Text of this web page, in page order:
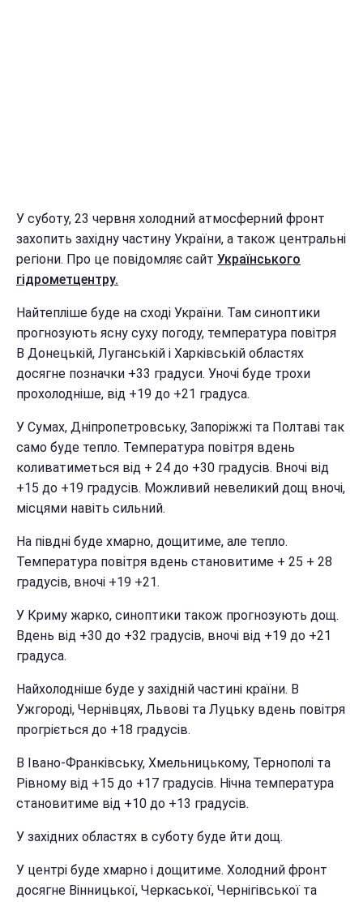
У суботу, 23 червня холодний атмосферний фронт
захопить західну частину України, а також центральні
регіони. Про це повідомляє сайт Українського
гідрометцентру.
Найтепліше буде на сході України. Там синоптики
прогнозують ясну суху погоду, температура повітря
В Донецькій, Луганській і Харківській областях
досягне позначки +33 градуси. Уночі буде трохи
прохолодніше, від +19 до +21 градуса.
У Сумах, Дніпропетровську, Запоріжжі та Полтаві так
само буде тепло. Температура повітря вдень
коливатиметься від + 24 до +30 градусів. Вночі від
+15 до +19 градусів. Можливий невеликий дощ вночі,
місцями навіть сильний.
На півдні буде хмарно, дощитиме, але тепло.
Температура повітря вдень становитиме + 25 + 28
градусів, вночі +19 +21.
У Криму жарко, синоптики також прогнозують дощ.
Вдень від +30 до +32 градусів, вночі від +19 до +21
градуса.
Найхолодніше буде у західній частині країни. В
Ужгороді, Чернівцях, Львові та Луцьку вдень повітря
прогріється до +18 градусів.
В Івано-Франківську, Хмельницькому, Тернополі та
Рівному від +15 до +17 градусів. Нічна температура
становитиме від +10 до +13 градусів.
У західних областях в суботу буде йти дощ.
У центрі буде хмарно і дощитиме. Холодний фронт
досягне Вінницької, Черкаської, Чернігівської та